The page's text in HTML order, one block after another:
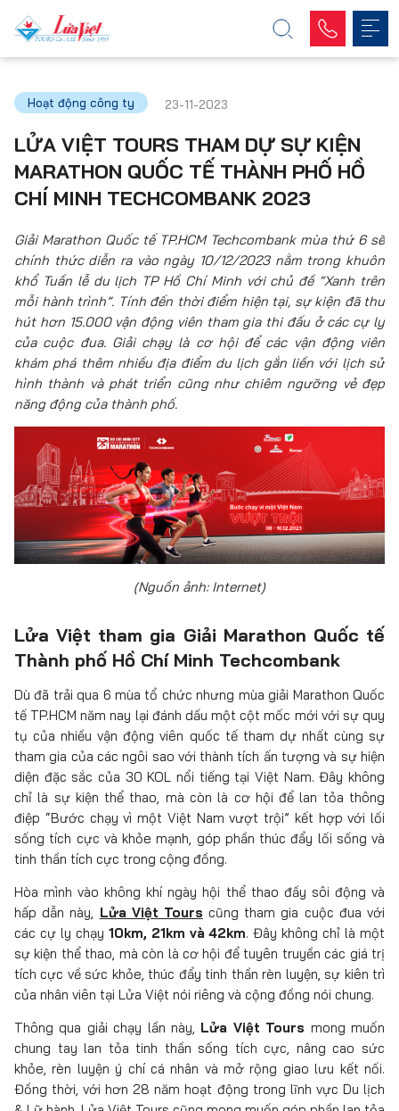
Hoạt động công ty 23-11-2023
LỬA VIỆT TOURS THAM DỰ SỰ KIỆN
MARATHON QUỐC TẾ THÀNH PHỐ HỒ
CHÍ MINH TECHCOMBANK 2023
Giải Marathon Quốc tế TP.HCM Techcombank mùa thứ 6 sẽ
chính thức diễn ra vào ngày 10/12/2023 nằm trong khuôn
khổ Tuần lễ du lịch TP Hồ Chí Minh với chủ đề “Xanh trên
mỗi hành trình”. Tính đến thời điểm hiện tại, sự kiện đã thu
hút hơn 15.000 vận động viên tham gia thi đấu ở các cự ly
của cuộc đua. Giải chạy là cơ hội để các vận động viên
khám phá thêm nhiều địa điểm du lịch gắn liền với lịch sử
hình thành và phát triển cũng như chiêm ngưỡng vẻ đẹp
năng động của thành phố.
(Nguồn ảnh: Internet)
Lửa Việt tham gia Giải Marathon Quốc tế
Thành phố Hồ Chí Minh Techcombank
Dù đã trải qua 6 mùa tổ chức nhưng mùa giải Marathon Quốc
tế TP.HCM năm nay lại đánh dấu một cột mốc mới với sự quy
tụ của nhiều vận động viên quốc tế tham dự nhất cùng sự
tham gia của các ngôi sao với thành tích ấn tượng và sự hiện
diện đặc sắc của 30 KOL nổi tiếng tại Việt Nam. Đây không
chỉ là sự kiện thể thao, mà còn là cơ hội để lan tỏa thông
điệp “Bước chạy vì một Việt Nam vượt trội” kết hợp với lối
sống tích cực và khỏe mạnh, góp phần thúc đẩy lối sống và
tinh thần tích cực trong cộng đồng.
Hòa mình vào không khí ngày hội thể thao đầy sôi động và
hấp dẫn này, Lửa Việt Tours cũng tham gia cuộc đua với
các cự ly chạy 10km, 21km và 42km. Đây không chỉ là một
sự kiện thể thao, mà còn là cơ hội để tuyên truyền các giá trị
tích cực về sức khỏe, thúc đẩy tinh thần rèn luyện, sự kiên trì
của nhân viên tại Lửa Việt nói riêng và cộng đồng nói chung.
Thông qua giải chạy lần này, Lửa Việt Tours mong muốn
chung tay lan tỏa tinh thần sống tích cực, nâng cao sức
khỏe, rèn luyện ý chí cá nhân và mở rộng giao lưu kết nối.
Đồng thời, với hơn 28 năm hoạt động trong lĩnh vực Du lịch